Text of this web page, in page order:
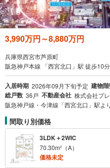
3,990万円～8,880万円
兵庫県西宮市芦原町
阪急神戸本線 「西宮北口」駅 徒歩10
入居時期 2026年09月下旬予定 建物
総戸数 36戸 不動産会社 株式会社プ
間取り別価格
3LDK＋2WIC
70.30m²（A）
価格未定